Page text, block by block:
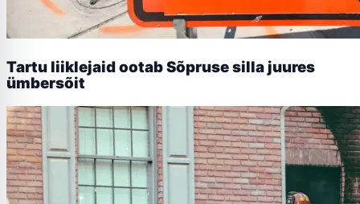
Tartu liiklejaid ootab Sõpruse silla juures
ümbersõit